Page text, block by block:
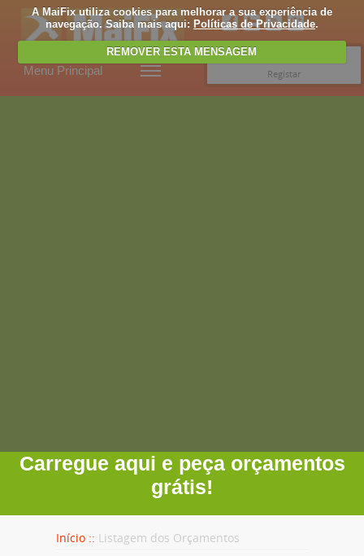
A MaiFix utiliza cookies para melhorar a sua experiência de
navegação. Saiba mais aqui: Políticas de Privacidade.
REMOVER ESTA MENSAGEM
Menu Principal
Registar
Carregue aqui e peça orçamentos
grátis!
Início :: Listagem dos Orçamentos